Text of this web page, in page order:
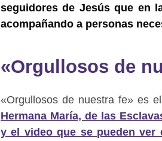
seguidores de Jesús que en
acompañando a personas
«Orgullosos de
«Orgullosos de nuestra fe» es
Hermana María, de las
y el video que se pueden ver